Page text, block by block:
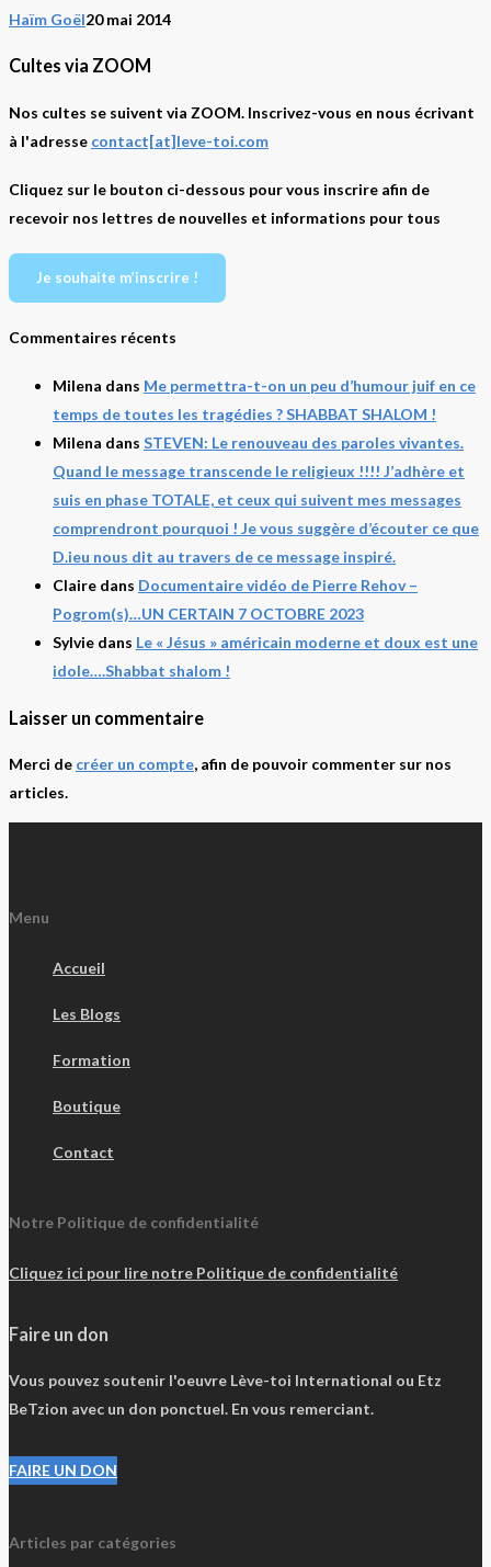
Haïm Goël20 mai 2014
Cultes via ZOOM
Nos cultes se suivent via ZOOM. Inscrivez-vous en nous écrivant
à l'adresse contact[at]leve-toi.com
Cliquez sur le bouton ci-dessous pour vous inscrire afin de
recevoir nos lettres de nouvelles et informations pour tous
Je souhaite m’inscrire !
Commentaires récents
Milena dans Me permettra-t-on un peu d’humour juif en ce
temps de toutes les tragédies ? SHABBAT SHALOM !
Milena dans STEVEN: Le renouveau des paroles vivantes.
Quand le message transcende le religieux !!!! J’adhère et
suis en phase TOTALE, et ceux qui suivent mes messages
comprendront pourquoi ! Je vous suggère d’écouter ce que
D.ieu nous dit au travers de ce message inspiré.
Claire dans Documentaire vidéo de Pierre Rehov –
Pogrom(s)…UN CERTAIN 7 OCTOBRE 2023
Sylvie dans Le « Jésus » américain moderne et doux est une
idole….Shabbat shalom !
Laisser un commentaire
Merci de créer un compte, afin de pouvoir commenter sur nos
articles.
Menu
Accueil
Les Blogs
Formation
Boutique
Contact
Notre Politique de confidentialité
Cliquez ici pour lire notre Politique de confidentialité
Faire un don
Vous pouvez soutenir l'oeuvre Lève-toi International ou Etz
BeTzion avec un don ponctuel. En vous remerciant.
FAIRE UN DON
Articles par catégories